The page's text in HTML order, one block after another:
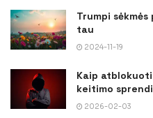
Trumpi
tau
2024-11-19
Kaip atblokuoti
keitimo
2026-02-03